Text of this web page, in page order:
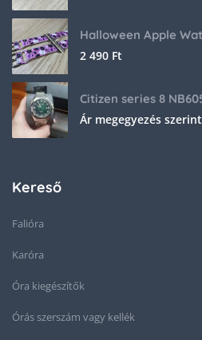
2 490 Ft
Ár megegyezés szerint
Kereső
Falióra
Karóra
Óra kiegészítők
Órás szerszám vagy kellék